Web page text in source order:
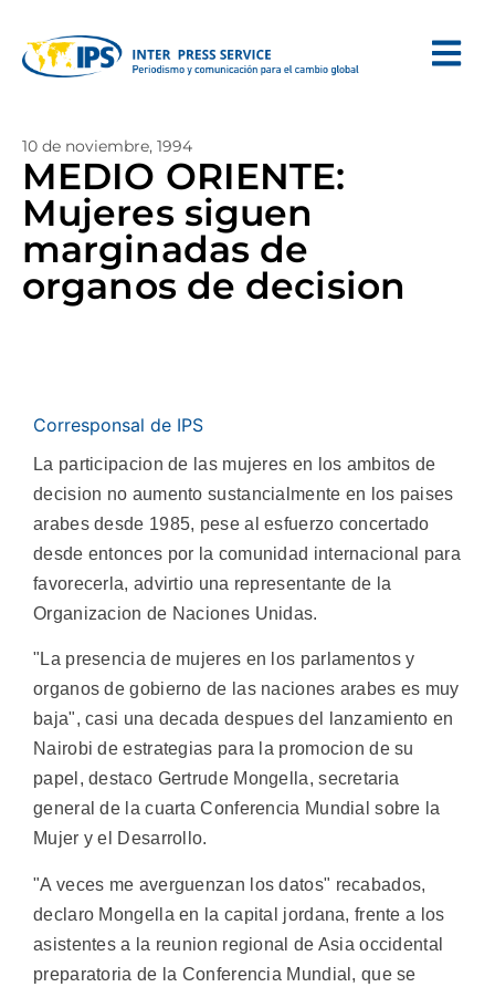
10 de noviembre, 1994
MEDIO ORIENTE:
Mujeres siguen
marginadas de
organos de decision
Corresponsal de IPS
La participacion de las mujeres en los ambitos de
decision no aumento sustancialmente en los paises
arabes desde 1985, pese al esfuerzo concertado
desde entonces por la comunidad internacional para
favorecerla, advirtio una representante de la
Organizacion de Naciones Unidas.
"La presencia de mujeres en los parlamentos y
organos de gobierno de las naciones arabes es muy
baja", casi una decada despues del lanzamiento en
Nairobi de estrategias para la promocion de su
papel, destaco Gertrude Mongella, secretaria
general de la cuarta Conferencia Mundial sobre la
Mujer y el Desarrollo.
"A veces me averguenzan los datos" recabados,
declaro Mongella en la capital jordana, frente a los
asistentes a la reunion regional de Asia occidental
preparatoria de la Conferencia Mundial, que se